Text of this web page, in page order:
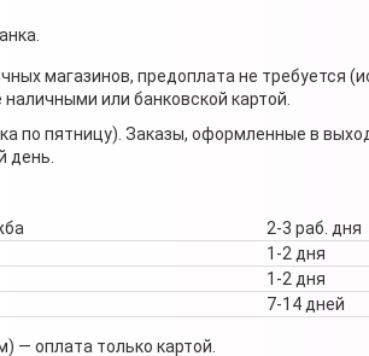
магазинов, предоплата не требуется
или банковской картой.
по пятницу). Заказы, оформленные в
день.
2-3 раб. дня
1-2 дня
1-2 дня
7-14 дней
— оплата только картой.